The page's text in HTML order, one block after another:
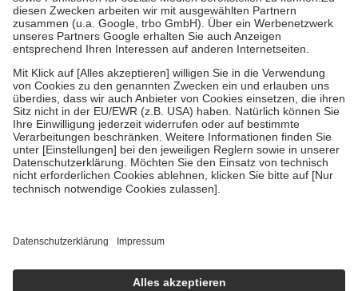
Zuzahlung zehn Prozent der Kosten sowie zehn Euro je
Verordnung.
Um das Engagement der Versicherten für ihre eigene Gesundheit zu
stärken und die besondere Stellung der Familie zu unterstützen,
fallenkeine Zuzahlungenan bei:
• Kindern und Jugendlichen bis zum vollendeten 18. Lebensjahr
mit Ausnahme der Fahrkosten
• Untersuchungen zur Vorsorge und Früherkennung, die von der
GKV getragen werden
• empfohlenen Schutzimpfungen
• Harn- und Blutteststreifen
getroffen, um sicherzustellen, dass es sich um echte Bewertungen
https://help.etrusted.com/hc/de/articles/4419944605341